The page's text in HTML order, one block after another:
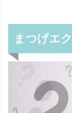
まつげエ